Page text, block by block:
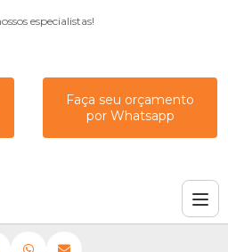
especialistas!
Faça seu orçamento
por Whatsapp